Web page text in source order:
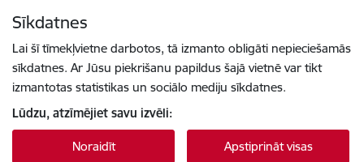
Sīkdatnes
Lai šī tīmekļvietne darbotos, tā izmanto obligāti nepieciešamās
sīkdatnes. Ar Jūsu piekrišanu papildus šajā vietnē var tikt
izmantotas statistikas un sociālo mediju sīkdatnes.
Lūdzu, atzīmējiet savu izvēli:
Noraidīt Apstiprināt visas